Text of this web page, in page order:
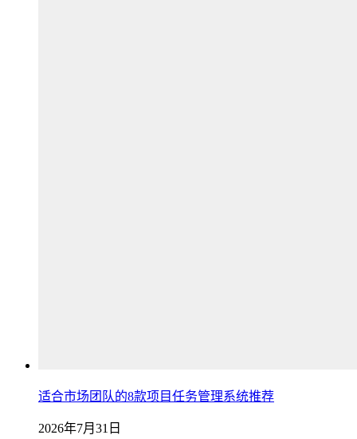
适合市场团队的8款项目任务管理系统推荐
2026年7月31日